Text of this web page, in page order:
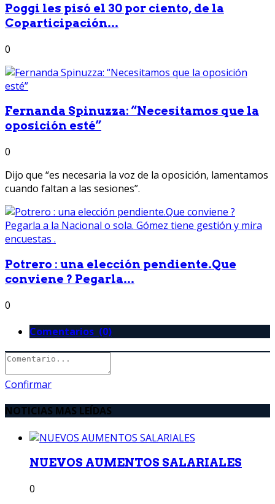
Poggi les pisó el 30 por ciento, de la
Coparticipación...
0
Fernanda Spinuzza: “Necesitamos que la
oposición esté”
0
Dijo que “es necesaria la voz de la oposición, lamentamos
cuando faltan a las sesiones”.
Potrero : una elección pendiente.Que
conviene ? Pegarla...
0
Comentarios (0)
Confirmar
NOTICIAS MAS LEÍDAS
NUEVOS AUMENTOS SALARIALES
0